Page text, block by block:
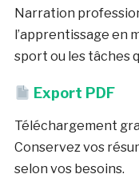
Narration
l’apprentissage en
sport ou les tâches
Export PDF
Téléchargement
Conservez vos
selon vos besoins.